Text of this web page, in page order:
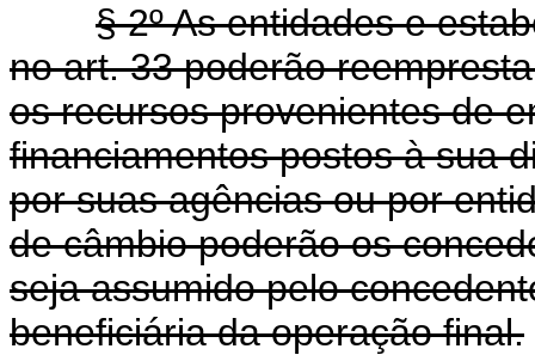
§ 2º As entidades e
no art. 33 poderão
os recursos provenientes de
financiamentos postos à sua
por suas agências ou por
de câmbio poderão os
seja assumido pelo
beneficiária da operação final.